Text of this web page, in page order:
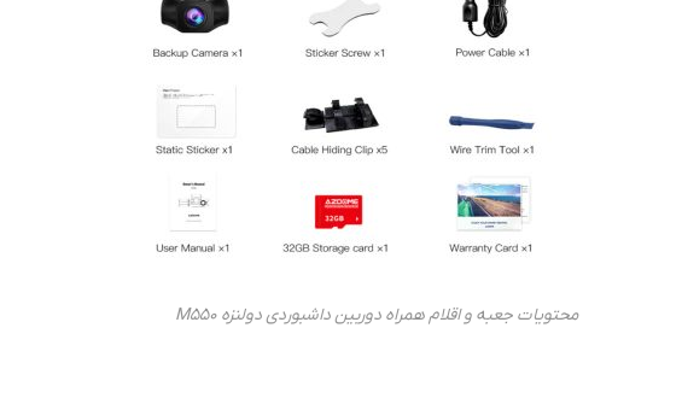
محتویات جعبه و اقلام همراه دوربین داشبوردی دولنزه M550